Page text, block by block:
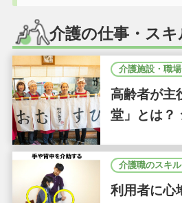
介護の仕事・ス
介護施設・職場
高齢者が主
堂」とは？
D」に注目
護施設
介護職のスキ
利用者に心